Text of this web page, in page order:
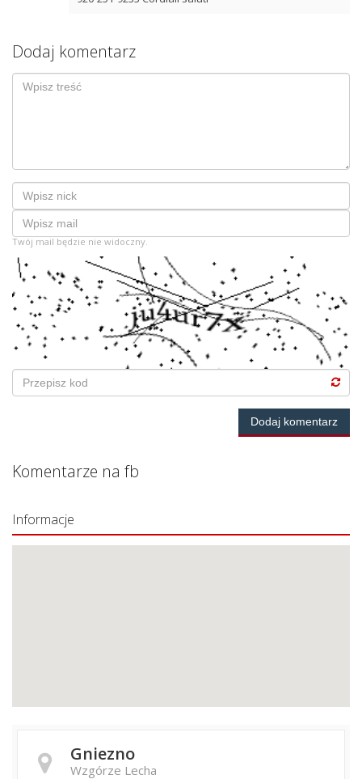
Dodaj komentarz
Twój mail będzie nie widoczny.
Dodaj komentarz
Komentarze na fb
Informacje
Gniezno
Wzgórze Lecha